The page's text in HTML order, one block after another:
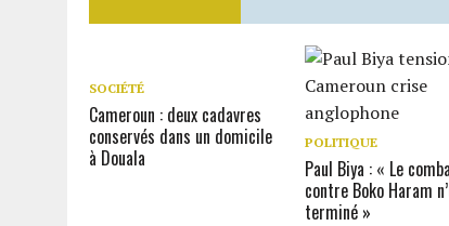
SOCIÉTÉ
Cameroun : deux cadavres
conservés dans un domicile
à Douala
POLITIQUE
Paul Biya : « Le
contre Boko Haram
terminé »